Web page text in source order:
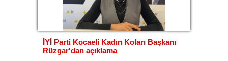
İYİ Parti Kocaeli Kadın Koları Başkanı
Rüzgar'dan açıklama